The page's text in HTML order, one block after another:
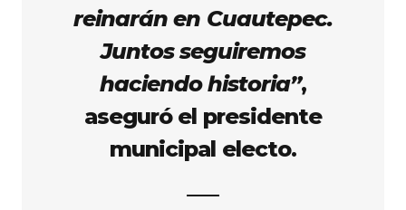
reinarán en Cuautepec.
Juntos seguiremos
haciendo historia”,
aseguró el presidente
municipal electo.